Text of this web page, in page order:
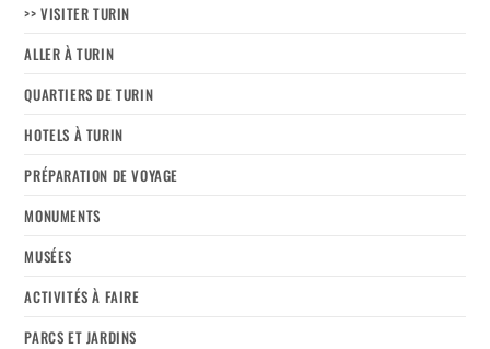
>> VISITER TURIN
ALLER À TURIN
QUARTIERS DE TURIN
HOTELS À TURIN
PRÉPARATION DE VOYAGE
MONUMENTS
MUSÉES
ACTIVITÉS À FAIRE
PARCS ET JARDINS